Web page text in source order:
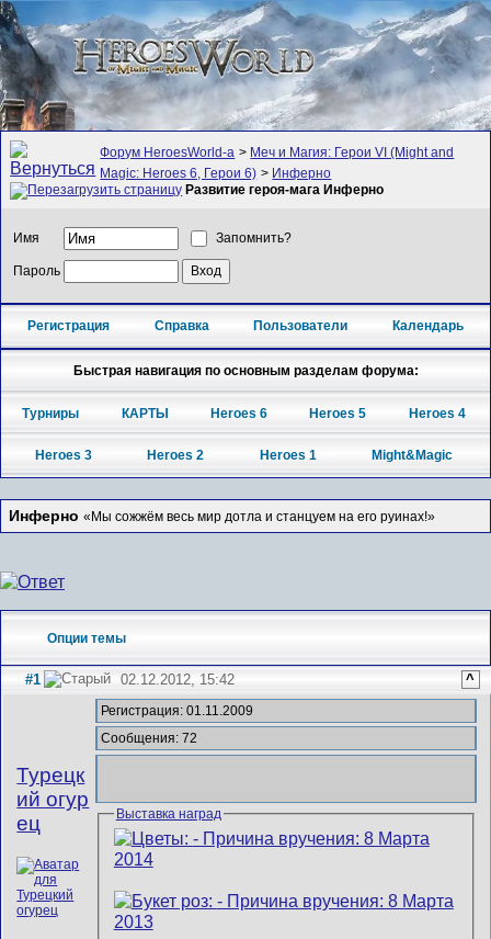
Форум HeroesWorld-а > Меч и Магия: Герои VI (Might and
Magic: Heroes 6, Герои 6) > Инферно
Развитие героя-мага Инферно
Имя Запомнить?
Пароль
Регистрация Справка Пользователи Календарь
Быстрая навигация по основным разделам форума:
Турниры КАРТЫ Heroes 6 Heroes 5 Heroes 4
Heroes 3 Heroes 2 Heroes 1 Might&Magic
Инферно «Мы сожжём весь мир дотла и станцуем на его руинах!»
Опции темы
#1 02.12.2012, 15:42 ^
Турецк
ий огур
ец
Регистрация: 01.11.2009
Сообщения: 72
Выставка наград